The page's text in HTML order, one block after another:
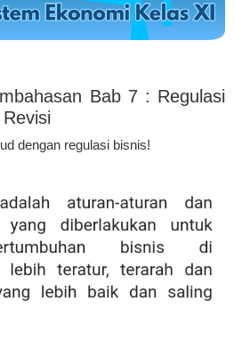
Bab 7 : Regulasi
dengan regulasi bisnis!